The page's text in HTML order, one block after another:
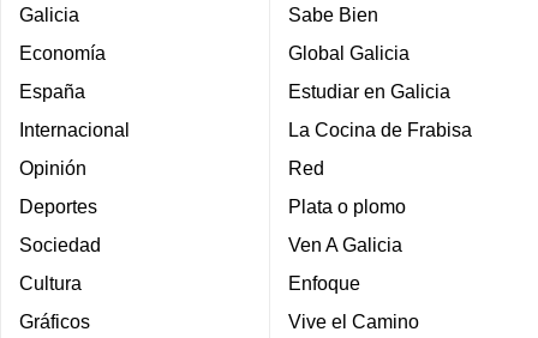
Galicia
Economía
España
Internacional
Opinión
Deportes
Sociedad
Cultura
Gráficos
Sabe Bien
Global Galicia
Estudiar en Galicia
La Cocina de Frabisa
Red
Plata o plomo
Ven A Galicia
Enfoque
Vive el Camino